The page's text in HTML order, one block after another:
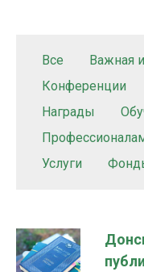
Все Важная
Конференции
Награды
Услуги